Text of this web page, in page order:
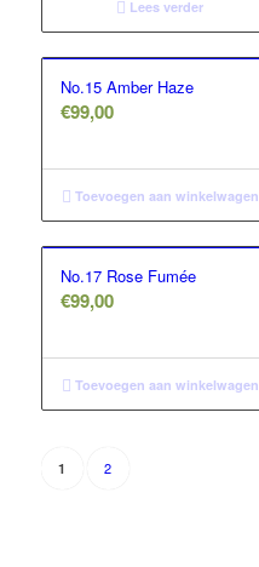
Lees verder
No.15 Amber Haze
€99,00
Toevoegen aan winkelwagen
No.17 Rose Fumée
€99,00
Toevoegen aan winkelwagen
1 2